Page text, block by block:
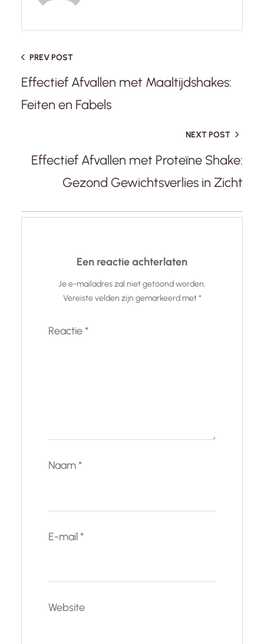
PREV POST
Effectief Afvallen met Maaltijdshakes:
Feiten en Fabels
NEXT POST
Effectief Afvallen met Proteïne Shake:
Gezond Gewichtsverlies in Zicht
Een reactie achterlaten
Je e-mailadres zal niet getoond worden.
Vereiste velden zijn gemarkeerd met*
Reactie*
Naam*
E-mail*
Website